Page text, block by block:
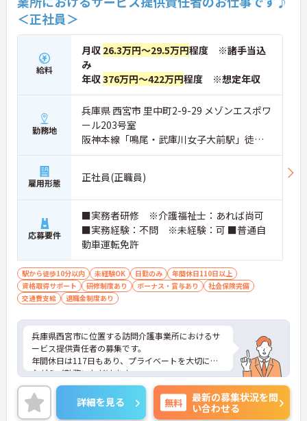
＜正社員＞
給料
月収 26.3万円～29.5万円程度 ※諸手当込
み
年収376万円～422万円程度 ※想定年収
勤務地
兵庫県 西宮市 里中町2-9-29 メゾンエスポワ
ール203号室
阪神本線「鳴尾・武庫川女子大前駅」徒歩2
分
雇用形態 正社員(正職員)
応募要件
■実務者研修 ※介護福祉士：あれば尚可
■実務経験：不問 ※未経験：可 ■普通自
動車運転免許
駅から徒歩10分以内 未経験OK 日勤のみ
年間休日110日以上
資格取得サポート
研修制度あり ボーナス・賞与あり
社会保険完備
交通費支給
退職金制度あり
兵庫県西宮市に位置する訪問介護事業所におけるサ
ービス提供責任者の募集です。
年間休日は117日もあり、プライベートを大切にし
ながらご勤務いただけます。
ご興味のある方には、面接対策ポイントなど、さら
に詳細をご案内しますのでお気軽にご相談くださ
い！
詳細を見る 無料
最新の募集状況を問
い合わせる